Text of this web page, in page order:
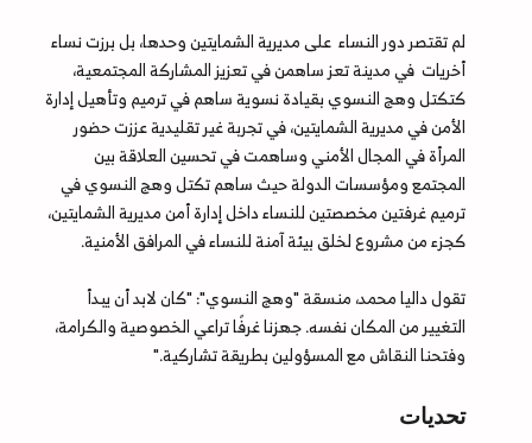
لم تقتصر دور النساء على مديرية الشمايتين وحدها، بل برزت نساء
أخريات في مدينة تعز ساهمن في تعزيز المشاركة المجتمعية،
كتكتل وهج النسوي بقيادة نسوية ساهم في ترميم وتأهيل إدارة
الأمن في مديرية الشمايتين، في تجربة غير تقليدية عززت حضور
المرأة في المجال الأمني وساهمت في تحسين العلاقة بين
المجتمع ومؤسسات الدولة حيث ساهم تكتل وهج النسوي في
ترميم غرفتين مخصصتين للنساء داخل إدارة أمن مديرية الشمايتين،
كجزء من مشروع لخلق بيئة آمنة للنساء في المرافق الأمنية.
تقول داليا محمد، منسقة "وهج النسوي": "كان لابد أن يبدأ
التغيير من المكان نفسه. جهزنا غرفًا تراعي الخصوصية والكرامة،
وفتحنا النقاش مع المسؤولين بطريقة تشاركية."
تحديات